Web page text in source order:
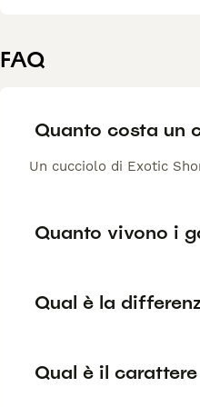
FAQ
Quanto costa un
Un cucciolo di Exotic
Quanto vivono i
Qual è la
Qual è il